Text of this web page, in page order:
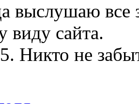
выслушаю
виду сайта.
Никто не